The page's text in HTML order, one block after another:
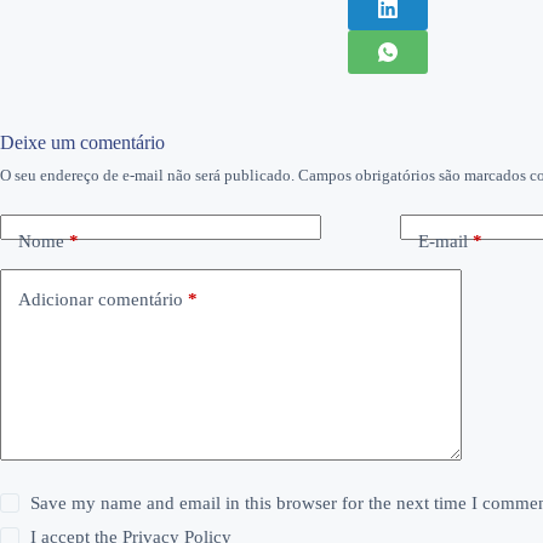
Deixe um comentário
O seu endereço de e-mail não será publicado. Campos obrigatórios são marcados
Nome* E-mail*
Adicionar comentário *
Save my name and email in this browser for the next time I
I accept thePrivacy Policy